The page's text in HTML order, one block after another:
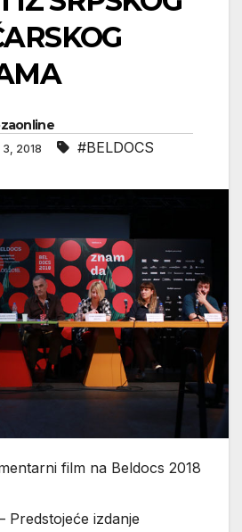
2018 #BELDOCS
film na Beldocs 2018
Predstojeće izdanje